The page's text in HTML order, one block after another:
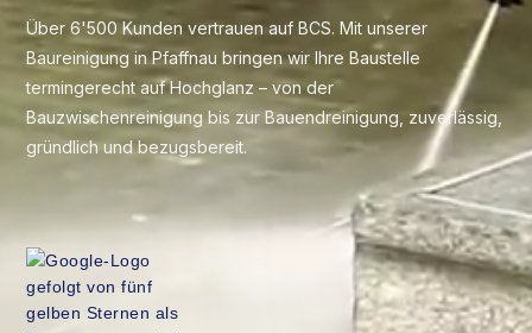
Über 6'500 Kunden vertrauen auf BCS. Mit unserer
Baureinigung in Pfaffnau bringen wir Ihre Baustelle
termingerecht auf Hochglanz – von der
Bauzwischenreinigung bis zur Bauendreinigung, zuverlässig,
gründlich und bezugsbereit.